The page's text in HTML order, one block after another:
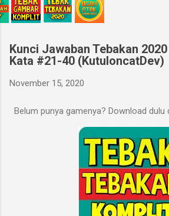
Kunci Jawaban Tebakan
Kata #21-40 (KutuloncatDev)
November 15, 2020
Belum punya gamenya? Download dulu